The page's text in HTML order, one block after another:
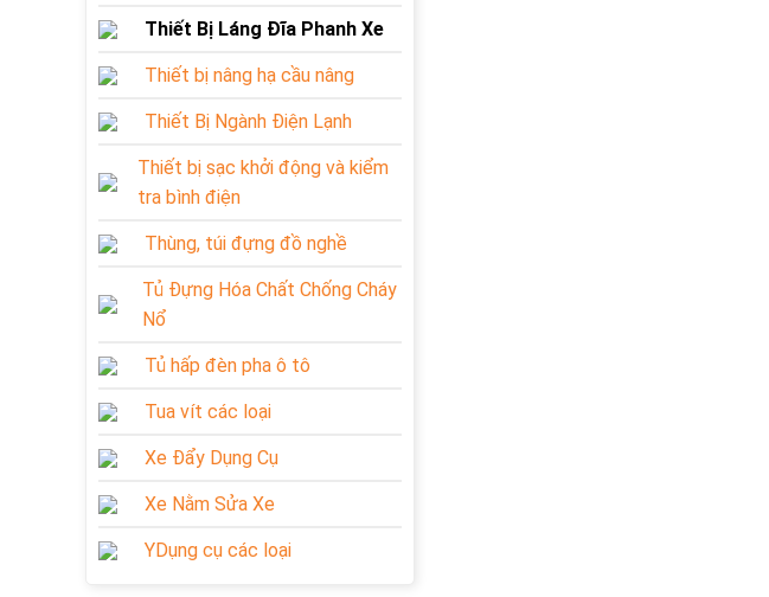
Thiết Bị Láng Đĩa Phanh Xe
Thiết bị nâng hạ cầu nâng
Thiết Bị Ngành Điện Lạnh
Thiết bị sạc khởi động và kiểm
tra bình điện
Thùng, túi đựng đồ nghề
Tủ Đựng Hóa Chất Chống Cháy
Nổ
Tủ hấp đèn pha ô tô
Tua vít các loại
Xe Đẩy Dụng Cụ
Xe Nằm Sửa Xe
YDụng cụ các loại